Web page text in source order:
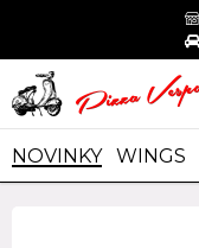
NOVINKY WINGS